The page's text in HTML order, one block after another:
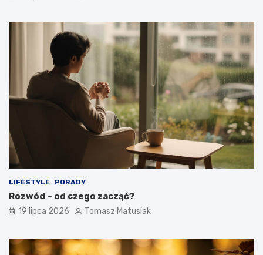
LIFESTYLE PORADY
Rozwód – od czego zacząć?
19 lipca 2026 Tomasz Matusiak